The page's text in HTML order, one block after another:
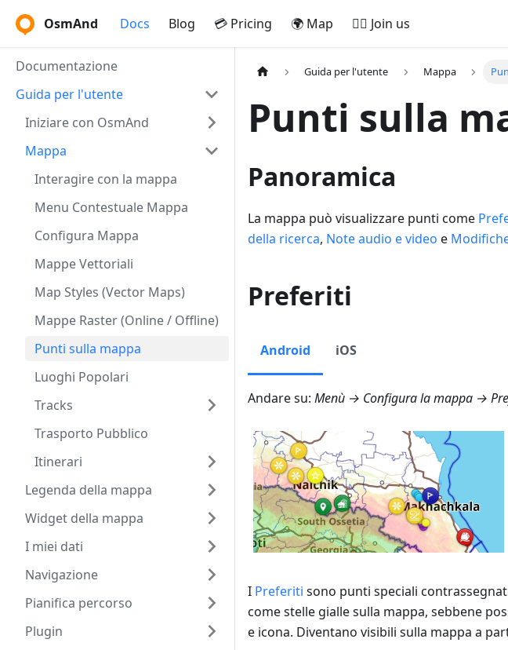
OsmAnd Docs Blog 💳 Pricing 🌍 Map 🚵‍♂️ Join us
Documentazione
Guida per l'utente
Iniziare con OsmAnd
Mappa
Interagire con la mappa
Menu Contestuale Mappa
Configura Mappa
Mappe Vettoriali
Map Styles (Vector Maps)
Mappe Raster (Online / Offline)
Punti sulla mappa
Luoghi Popolari
Tracks
Trasporto Pubblico
Itinerari
Legenda della mappa
Widget della mappa
I miei dati
Navigazione
Pianifica percorso
Plugin
Guida per l'utente Mappa
Punti sulla
Panoramica
La mappa può visualizzare punti come
della ricerca, Note audio e video e
Preferiti
Android iOS
Andare su: Menù → Configura la mappa →
I Preferiti sono punti speciali
come stelle gialle sulla mappa, sebbene
e icona. Diventano visibili sulla mappa a